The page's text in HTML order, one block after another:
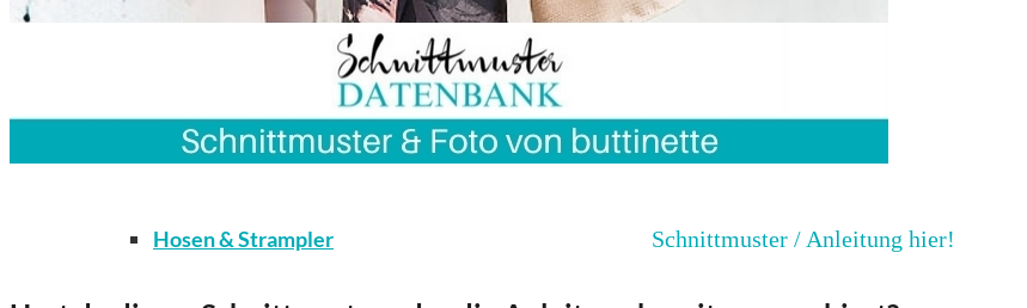
Bodys / Unterwäsche / Weiteres
Hosen & Strampler Schnittmuster / Anleitung hier!